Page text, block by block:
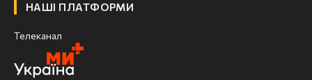
НАШІ ПЛАТФОРМИ
Телеканал